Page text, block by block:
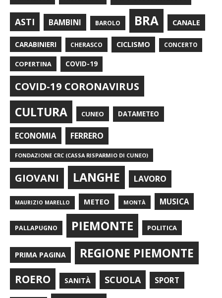
ASTI BAMBINI BAROLO BRA CANALE
CARABINIERI CHERASCO CICLISMO CONCERTO
COPERTINA COVID-19
COVID-19 CORONAVIRUS
CULTURA CUNEO DATAMETEO
ECONOMIA FERRERO
FONDAZIONE CRC (CASSA RISPARMIO DI CUNEO)
GIOVANI LANGHE LAVORO
MAURIZIO MARELLO METEO MONTÀ MUSICA
PALLAPUGNO PIEMONTE POLITICA
PRIMA PAGINA REGIONE PIEMONTE
ROERO SANITÀ SCUOLA SPORT